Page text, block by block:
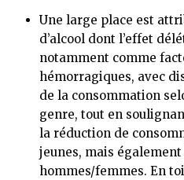
Une large place est
d’alcool dont l’effet
notamment comme
hémorragiques, avec
de la consommation
genre, tout en
la réduction de
jeunes, mais
hommes/femmes. En